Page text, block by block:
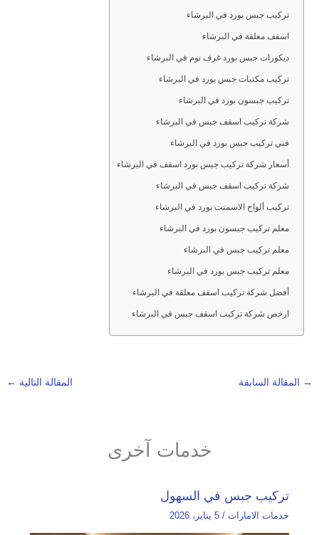
تركيب جبس بورد في البرشاء
اسقف معلقة في البرشاء
ديكورات جبس بورد غرف نوم في البرشاء
تركيب مكتبات جبس بورد في البرشاء
تركيب جبسون بورد في البرشاء
شركة تركيب اسقف جبس في البرشاء
فني تركيب جبس بورد في البرشاء
أسعار شركة تركيب جبس بورد اسقف في البرشاء
شركة تركيب اسقف جبس في البرشاء
تركيب ألواح الاسمنت بورد في البرشاء
معلم تركيب جبسون بورد في البرشاء
معلم تركيب جبس في البرشاء
معلم تركيب جبس بورد في البرشاء
أفضل شركة تركيب اسقف معلقة في البرشاء
ارخص شركة تركيب اسقف جبس في البرشاء
→ المقالة السابقة المقالة التالية ←
خدمات آخرى
تركيب جبس في السهول
خدمات الامارات/ 5 يناير، 2026